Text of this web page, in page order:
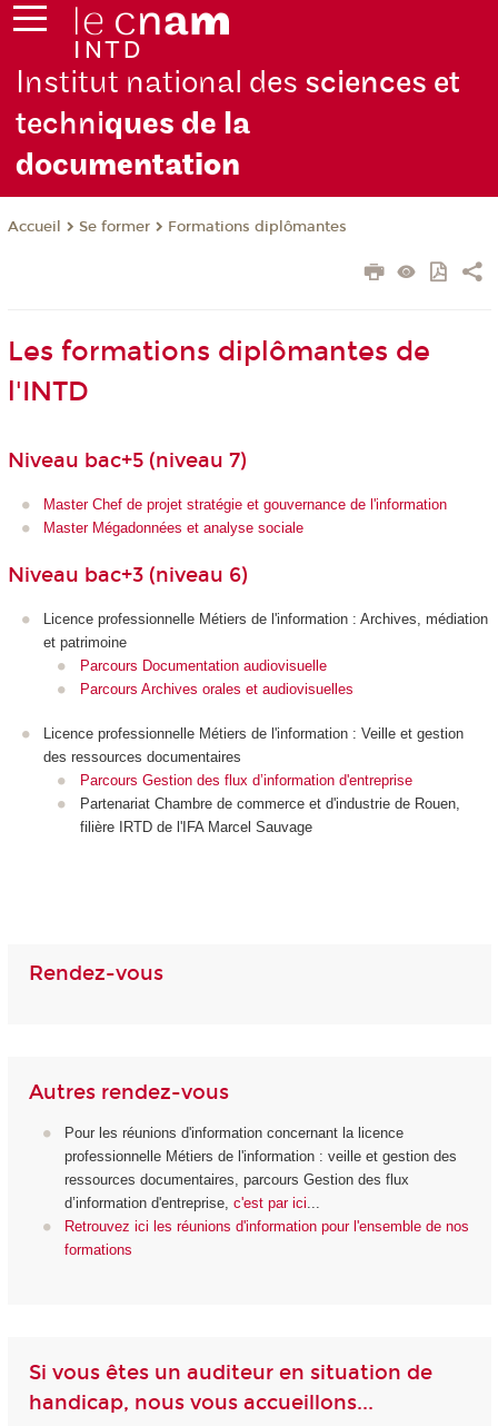
Institut national des sciences et
techniques de la
documentation
Accueil Se former Formations diplômantes
Les formations diplômantes de
l'INTD
Niveau bac+5 (niveau 7)
Master Chef de projet stratégie et gouvernance de l'information
Master Mégadonnées et analyse sociale
Niveau bac+3 (niveau 6)
Licence professionnelle Métiers de l'information : Archives, médiation
et patrimoine
Parcours Documentation audiovisuelle
Parcours Archives orales et audiovisuelles
Licence professionnelle Métiers de l'information : Veille et gestion
des ressources documentaires
Parcours Gestion des flux d’information d'entreprise
Partenariat Chambre de commerce et d'industrie de Rouen,
filière IRTD de l'IFA Marcel Sauvage
Rendez-vous
Autres rendez-vous
Pour les réunions d'information concernant la licence
professionnelle Métiers de l'information : veille et gestion des
ressources documentaires, parcours Gestion des flux
d’information d'entreprise, c'est par ici...
Retrouvez ici les réunions d'information pour l'ensemble de nos
formations
Si vous êtes un auditeur en situation de
handicap, nous vous accueillons...